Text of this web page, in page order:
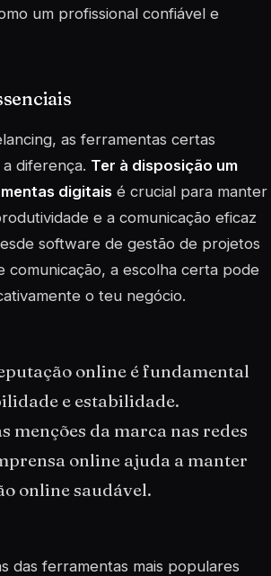
um profissional confiável e
as ferramentas certas
diferença. Ter à disposição um
digitais é crucial para manter
e a comunicação eficaz
software de gestão de projetos
comunicação, a escolha certa pode
o teu negócio.
online é fundamental
e estabilidade.
menções da marca nas redes
online ajuda a manter
online saudável.
das ferramentas mais populares